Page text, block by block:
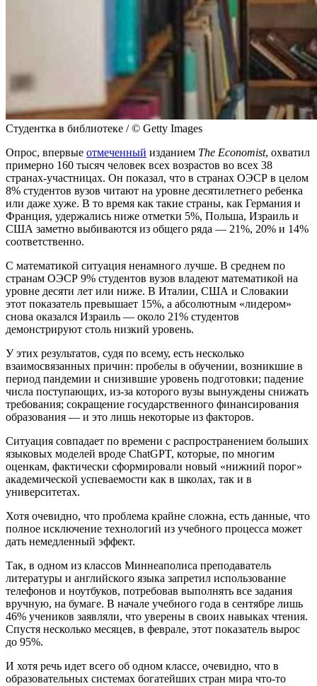
Студентка в библиотеке / © Getty Images
Опрос, впервые отмеченный изданием The Economist, охватил
примерно 160 тысяч человек всех возрастов во всех 38
странах-участницах. Он показал, что в странах ОЭСР в целом
8% студентов вузов читают на уровне десятилетнего ребенка
или даже хуже. В то время как такие страны, как Германия и
Франция, удержались ниже отметки 5%, Польша, Израиль и
США заметно выбиваются из общего ряда — 21%, 20% и 14%
соответственно.
С математикой ситуация ненамного лучше. В среднем по
странам ОЭСР 9% студентов вузов владеют математикой на
уровне десяти лет или ниже. В Италии, США и Словакии
этот показатель превышает 15%, а абсолютным «лидером»
снова оказался Израиль — около 21% студентов
демонстрируют столь низкий уровень.
У этих результатов, судя по всему, есть несколько
взаимосвязанных причин: пробелы в обучении, возникшие в
период пандемии и снизившие уровень подготовки; падение
числа поступающих, из-за которого вузы вынуждены снижать
требования; сокращение государственного финансирования
образования — и это лишь некоторые из факторов.
Ситуация совпадает по времени с распространением больших
языковых моделей вроде ChatGPT, которые, по многим
оценкам, фактически сформировали новый «нижний порог»
академической успеваемости как в школах, так и в
университетах.
Хотя очевидно, что проблема крайне сложна, есть данные, что
полное исключение технологий из учебного процесса может
дать немедленный эффект.
Так, в одном из классов Миннеаполиса преподаватель
литературы и английского языка запретил использование
телефонов и ноутбуков, потребовав выполнять все задания
вручную, на бумаге. В начале учебного года в сентябре лишь
46% учеников заявляли, что уверены в своих навыках чтения.
Спустя несколько месяцев, в феврале, этот показатель вырос
до 95%.
И хотя речь идет всего об одном классе, очевидно, что в
образовательных системах богатейших стран мира что-то